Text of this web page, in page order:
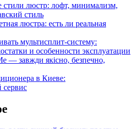
люстр: лофт, минимализм,
стиль
люстра: есть ли реальная
мультисплит-систему:
и особенности эксплуатации
— завжди якісно, безпечно,
в Киеве:
сервис